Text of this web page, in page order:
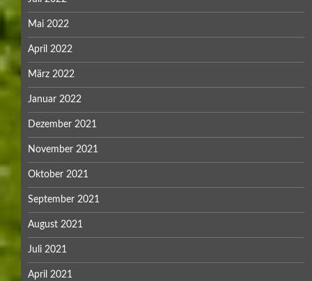
Mai 2022
April 2022
März 2022
Januar 2022
Dezember 2021
November 2021
Oktober 2021
September 2021
August 2021
Juli 2021
April 2021